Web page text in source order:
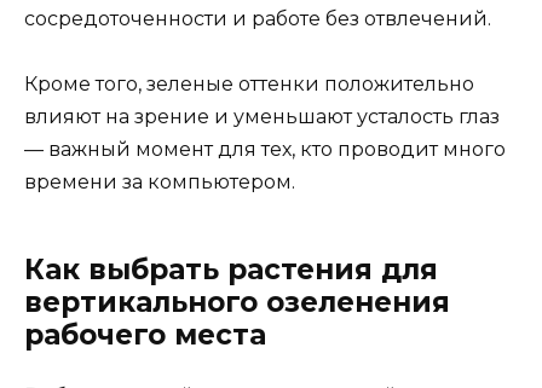
сосредоточенности и работе без отвлечений.
Кроме того, зеленые оттенки положительно
влияют на зрение и уменьшают усталость глаз
— важный момент для тех, кто проводит много
времени за компьютером.
Как выбрать растения для
вертикального озеленения
рабочего места